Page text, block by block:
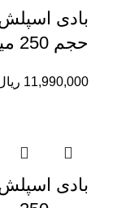
بادی اسپلش
حجم 250 میلی لیتر
11,990,000
بادی اسپلش